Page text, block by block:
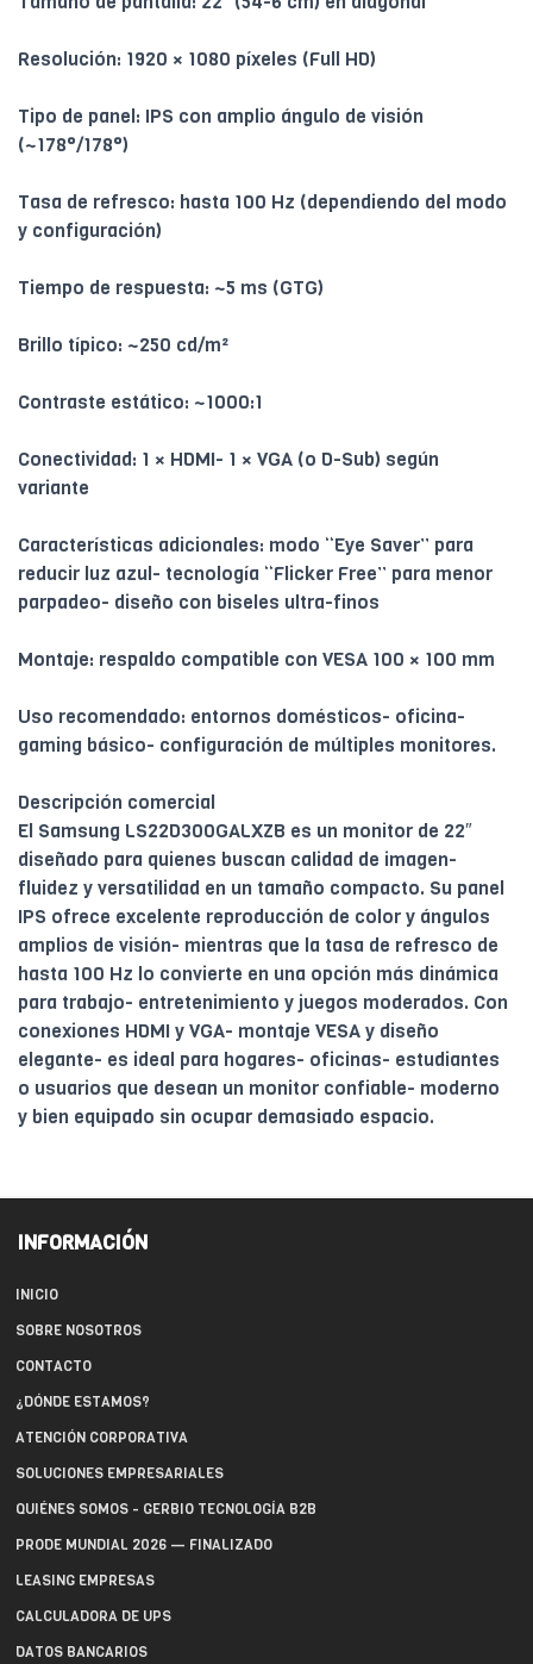
Resolución: 1920 × 1080 píxeles (Full HD)
Tipo de panel: IPS con amplio ángulo de visión
(~178°/178°)
Tasa de refresco: hasta 100 Hz (dependiendo del modo
y configuración)
Tiempo de respuesta: ~5 ms (GTG)
Brillo típico: ~250 cd/m²
Contraste estático: ~1000:1
Conectividad: 1 × HDMI- 1 × VGA (o D-Sub) según
variante
Características adicionales: modo “Eye Saver” para
reducir luz azul- tecnología “Flicker Free” para menor
parpadeo- diseño con biseles ultra-finos
Montaje: respaldo compatible con VESA 100 × 100 mm
Uso recomendado: entornos domésticos- oficina-
gaming básico- configuración de múltiples monitores.
Descripción comercial
El Samsung LS22D300GALXZB es un monitor de 22″
diseñado para quienes buscan calidad de imagen-
fluidez y versatilidad en un tamaño compacto. Su panel
IPS ofrece excelente reproducción de color y ángulos
amplios de visión- mientras que la tasa de refresco de
hasta 100 Hz lo convierte en una opción más dinámica
para trabajo- entretenimiento y juegos moderados. Con
conexiones HDMI y VGA- montaje VESA y diseño
elegante- es ideal para hogares- oficinas- estudiantes
o usuarios que desean un monitor confiable- moderno
y bien equipado sin ocupar demasiado espacio.
INFORMACIÓN
INICIO
SOBRE NOSOTROS
CONTACTO
¿DÓNDE ESTAMOS?
ATENCIÓN CORPORATIVA
SOLUCIONES EMPRESARIALES
QUIÉNES SOMOS - GERBIO TECNOLOGÍA B2B
PRODE MUNDIAL 2026 — FINALIZADO
LEASING EMPRESAS
CALCULADORA DE UPS
DATOS BANCARIOS